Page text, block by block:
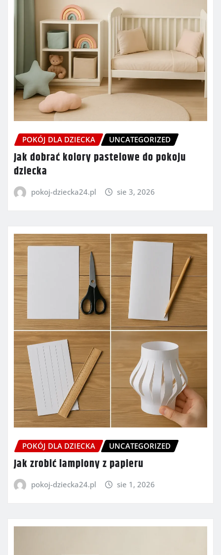
POKÓJ DLA DZIECKA UNCATEGORIZED
Jak dobrać kolory pastelowe do pokoju
dziecka
pokoj-dziecka24.pl sie 3, 2026
POKÓJ DLA DZIECKA UNCATEGORIZED
Jak zrobić lampiony z papieru
pokoj-dziecka24.pl sie 1, 2026